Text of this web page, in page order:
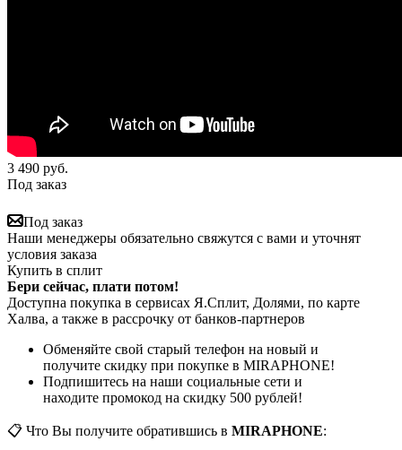
3 490 руб.
Под заказ
Под заказ
Наши менеджеры обязательно свяжутся с вами и уточнят
условия заказа
Купить в сплит
Бери сейчас, плати потом!
Доступна покупка в сервисах Я.Сплит, Долями, по карте
Халва, а также в рассрочку от банков-партнеров
Обменяйте свой старый телефон на новый и
получите скидку при покупке в MIRAPHONE!
Подпишитесь на наши социальные сети и
находите промокод на скидку 500 рублей!
📋 Что Вы получите обратившись в MIRAPHONE: